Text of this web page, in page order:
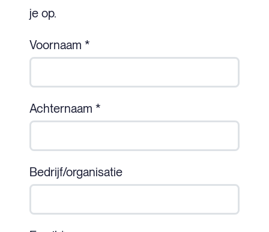
je op.
Voornaam *
Achternaam *
Bedrijf/organisatie